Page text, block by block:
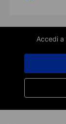
Accedi